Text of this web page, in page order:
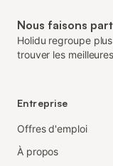
Nous faisons
Holidu regroupe
trouver les
Entreprise
Offres d'emploi
À propos